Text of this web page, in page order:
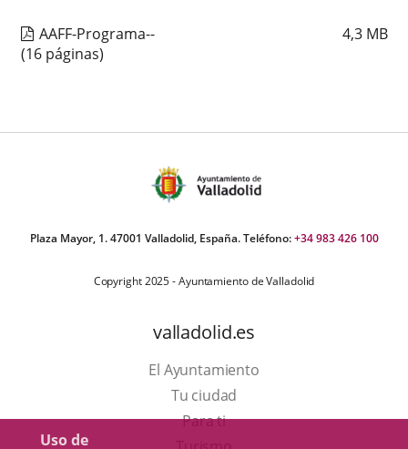
Uso de
AAFF-Programa-- 4,3 MB
(16 páginas)
Plaza Mayor, 1. 47001 Valladolid, España. Teléfono:+34 983 426 100
Copyright 2025 - Ayuntamiento de Valladolid
valladolid.es
El Ayuntamiento
Tu ciudad
Para ti